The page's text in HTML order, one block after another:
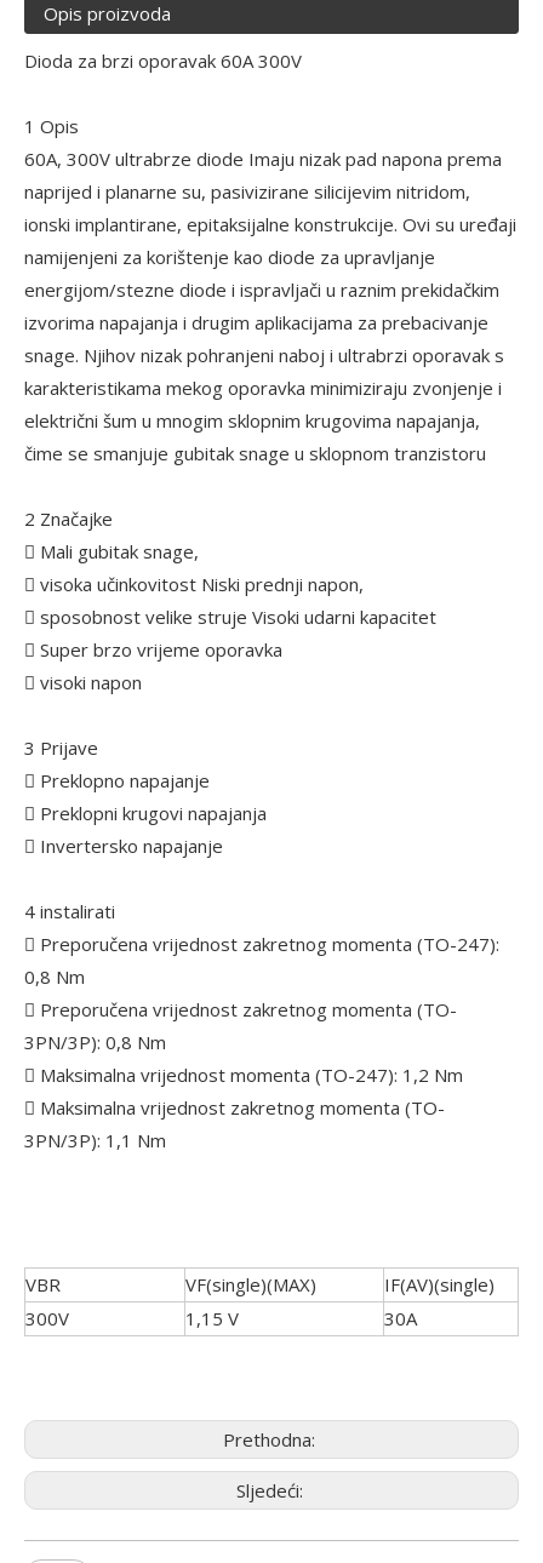
Opis proizvoda
Dioda za brzi oporavak 60A 300V
1 Opis
60A, 300V ultrabrze diode Imaju nizak pad napona prema
naprijed i planarne su, pasivizirane silicijevim nitridom,
ionski implantirane, epitaksijalne konstrukcije. Ovi su uređaji
namijenjeni za korištenje kao diode za upravljanje
energijom/stezne diode i ispravljači u raznim prekidačkim
izvorima napajanja i drugim aplikacijama za prebacivanje
snage. Njihov nizak pohranjeni naboj i ultrabrzi oporavak s
karakteristikama mekog oporavka minimiziraju zvonjenje i
električni šum u mnogim sklopnim krugovima napajanja,
čime se smanjuje gubitak snage u sklopnom tranzistoru
2 Značajke
 Mali gubitak snage,
 visoka učinkovitost Niski prednji napon,
 sposobnost velike struje Visoki udarni kapacitet
 Super brzo vrijeme oporavka
 visoki napon
3 Prijave
 Preklopno napajanje
 Preklopni krugovi napajanja
 Invertersko napajanje
4 instalirati
 Preporučena vrijednost zakretnog momenta (TO-247):
0,8 Nm
 Preporučena vrijednost zakretnog momenta (TO-
3PN/3P): 0,8 Nm
 Maksimalna vrijednost momenta (TO-247): 1,2 Nm
 Maksimalna vrijednost zakretnog momenta (TO-
3PN/3P): 1,1 Nm
VBR VF(single)(MAX)
IF(AV)(single)
300V
1,15 V 30A
Prethodna:
Sljedeći: